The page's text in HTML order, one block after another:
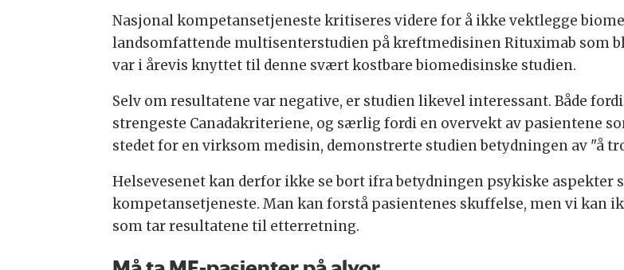
Nasjonal kompetansetjeneste kritiseres videre for å ikke vektlegge
landsomfattende multisenterstudien på kreftmedisinen Rituximab som
var i årevis knyttet til denne svært kostbare biomedisinske studien.
Selv om resultatene var negative, er studien likevel interessant. Både
strengeste Canadakriteriene, og særlig fordi en overvekt av pasientene
stedet for en virksom medisin, demonstrerte studien betydningen av "å
Helsevesenet kan derfor ikke se bort ifra betydningen psykiske aspekter
kompetansetjeneste. Man kan forstå pasientenes skuffelse, men vi kan
som tar resultatene til etterretning.